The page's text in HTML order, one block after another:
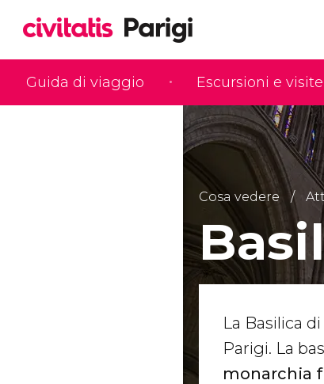
Guida di viaggio Escursioni e
Cosa vedere
La Basilica
Parigi. La
monarchia